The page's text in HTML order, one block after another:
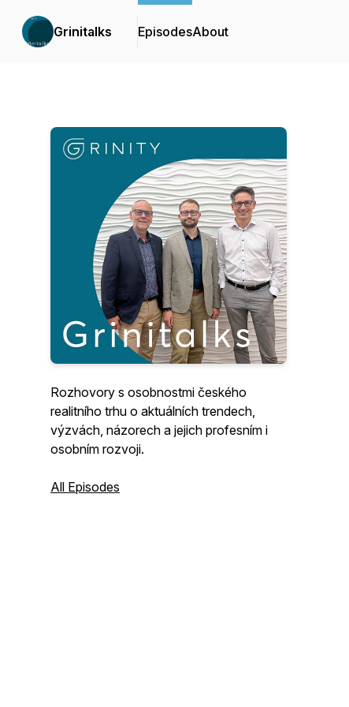
Grinitalks EpisodesAbout
Rozhovory s osobnostmi českého
realitního trhu o aktuálních trendech,
výzvách, názorech a jejich profesním i
osobním rozvoji.
All Episodes